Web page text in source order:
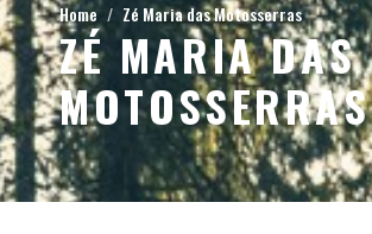
Home Zé Maria das Motosserras
ZÉ MARIA DAS
MOTOSSERRAS